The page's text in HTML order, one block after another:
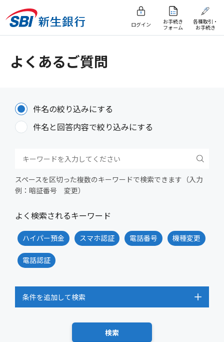
ログイン
お手続き
フォーム
各種取引・
お手続き
よくあるご質問
件名の絞り込みにする
件名と回答内容で絞り込みにする
スペースを区切った複数のキーワードで検索できます（入力
例：暗証番号 変更）
よく検索されるキーワード
ハイパー預金 スマホ認証 電話番号 機種変更
電話認証
条件を追加して検索